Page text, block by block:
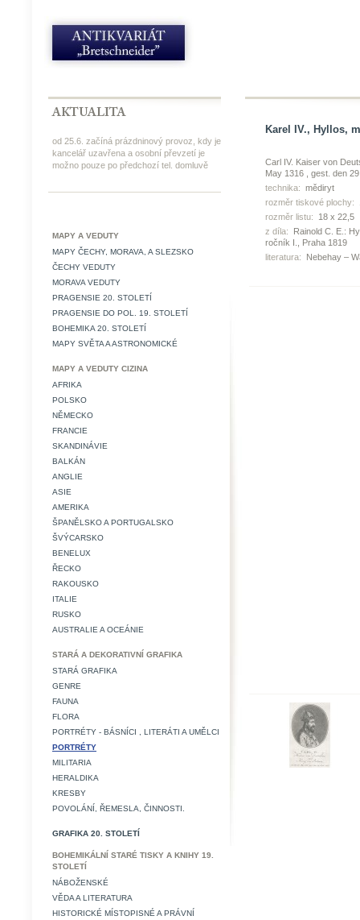
od 25.6. začíná prázdninový provoz, kdy je
kancelář uzavřena a osobní převzetí je
možno pouze po předchozí tel. domluvě
MAPY A VEDUTY
MAPY ČECHY, MORAVA, A SLEZSKO
ČECHY VEDUTY
MORAVA VEDUTY
PRAGENSIE 20. STOLETÍ
PRAGENSIE DO POL. 19. STOLETÍ
BOHEMIKA 20. STOLETÍ
MAPY SVĚTA A ASTRONOMICKÉ
MAPY A VEDUTY CIZINA
AFRIKA
POLSKO
NĚMECKO
FRANCIE
SKANDINÁVIE
BALKÁN
ANGLIE
ASIE
AMERIKA
ŠPANĚLSKO A PORTUGALSKO
ŠVÝCARSKO
BENELUX
ŘECKO
RAKOUSKO
ITALIE
RUSKO
AUSTRALIE A OCEÁNIE
STARÁ A DEKORATIVNÍ GRAFIKA
STARÁ GRAFIKA
GENRE
FAUNA
FLORA
PORTRÉTY - BÁSNÍCI , LITERÁTI A UMĚLCI
PORTRÉTY
MILITARIA
HERALDIKA
KRESBY
POVOLÁNÍ, ŘEMESLA, ČINNOSTI.
GRAFIKA 20. STOLETÍ
BOHEMIKÁLNÍ STARÉ TISKY A KNIHY 19.
STOLETÍ
NÁBOŽENSKÉ
VĚDA A LITERATURA
HISTORICKÉ MÍSTOPISNÉ A PRÁVNÍ
Karel IV., Hyllos,
Carl IV. Kaiser von
May 1316 , gest. den
technika: mědiryt
rozměr tiskové plochy:
rozměr listu:
18 x 22,5
z díla:
Rainold C. E.:
ročník I., Praha 1819
literatura:
Nebehay –